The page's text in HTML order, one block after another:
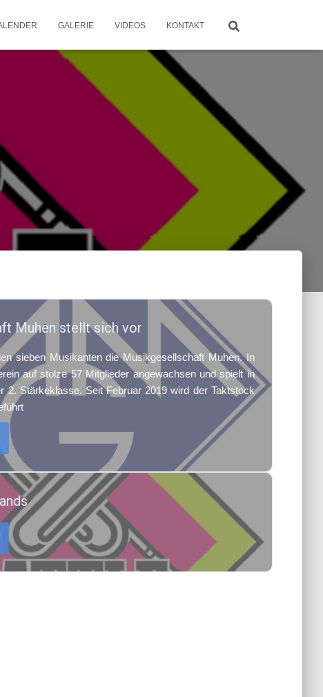
GALERIE VIDEOS KONTAKT
Muhen stellt sich vor
sieben Musikanten die Musikgesellschaft Muhen. In
auf stolze 57 Mitglieder angewachsen und spielt in
2. Stärkeklasse. Seit Februar 2019 wird der Taktstock